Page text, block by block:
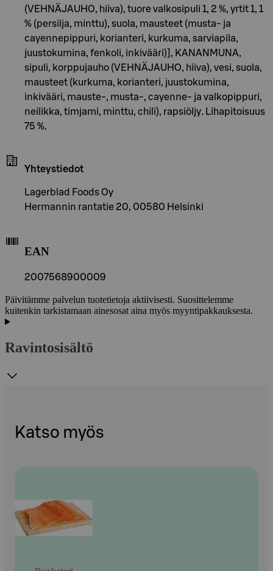
(VEHNÄJAUHO, hiiva), tuore valkosipuli 1, 2 %, yrtit 1, 1
% (persilja, minttu), suola, mausteet (musta- ja
cayennepippuri, korianteri, kurkuma, sarviapila,
juustokumina, fenkoli, inkivääri)], KANANMUNA,
sipuli, korppujauho (VEHNÄJAUHO, hiiva), vesi, suola,
mausteet (kurkuma, korianteri, juustokumina,
inkivääri, mauste-, musta-, cayenne- ja valkopippuri,
neilikka, timjami, minttu, chili), rapsiöljy. Lihapitoisuus
75 %.
Yhteystiedot
Lagerblad Foods Oy
Hermannin rantatie 20, 00580 Helsinki
EAN
2007568900009
Päivitämme palvelun tuotetietoja aktiivisesti. Suosittelemme
kuitenkin tarkistamaan ainesosat aina myös myyntipakkauksesta.
Ravintosisältö
Katso myös